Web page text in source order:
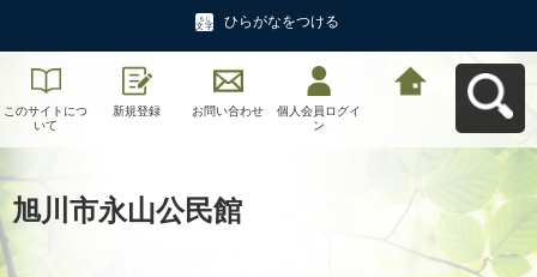
ひらがなをつける
このサイトにつ
いて
新規登録 お問い合わせ
個人会員ログイ
ン
旭川市永山公民館